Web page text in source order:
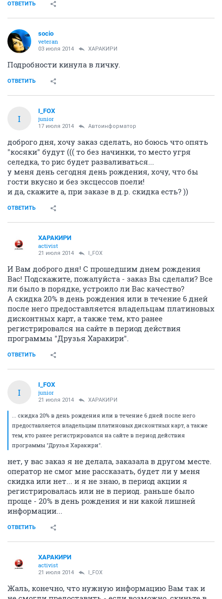
ОТВЕТИТЬ
socio
veteran
03 июля 2014 ХАРАКИРИ
Подробности кинула в личку.
ОТВЕТИТЬ
I
I_FOX
junior
17 июля 2014 Автоинформатор
доброго дня, хочу заказ сделать, но боюсь что опять
"косяки" будут ((( то без начинки, то место угря
селедка, то рис будет разваливаться...
у меня день сегодня день рождения, хочу, что бы
гости вкусно и без эксцессов поели!
и да, скажите а, при заказе в д.р. скидка есть? ))
ОТВЕТИТЬ
ХАРАКИРИ
activist
21 июля 2014 I_FOX
И Вам доброго дня! С прошедшим днем рождения
Вас! Подскажите, пожалуйста - заказ Вы сделали? Все
ли было в порядке, устроило ли Вас качество?
А скидка 20% в день рождения или в течение 6 дней
после него предоставляется владельцам платиновых
дисконтных карт, а также тем, кто ранее
регистрировался на сайте в период действия
программы "Друзья Харакири".
ОТВЕТИТЬ
I
I_FOX
junior
21 июля 2014 ХАРАКИРИ
... скидка 20% в день рождения или в течение 6 дней после него
предоставляется владельцам платиновых дисконтных карт, а также
тем, кто ранее регистрировался на сайте в период действия
программы "Друзья Харакири".
нет, у вас заказ я не делала, заказала в другом месте.
оператор не смог мне рассказать, будет ли у меня
скидка или нет... и я не знаю, в период акции я
регистрировалась или не в период. раньше было
проще - 20% в день рождения и ни какой лишней
информации...
ОТВЕТИТЬ
ХАРАКИРИ
activist
21 июля 2014 I_FOX
Жаль, конечно, что нужную информацию Вам так и